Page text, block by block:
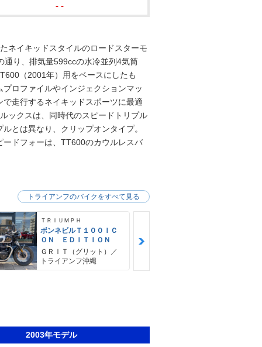
- -
ネイキッドスタイルのロードスターモ
通り、排気量599ccの水冷並列4気筒
（2001年）用をベースにしたも
ロファイルやインジェクションマッ
走行するネイキッドスポーツに最適
ックスは、同時代のスピードトリプル
とは異なり、クリップオンタイプ。
ドフォーは、TT600のカウルレスバ
ＴＲＩＵＭＰＨ
ボンネビルＴ１００ＩＣ
ＯＮ ＥＤＩＴＩＯＮ
ＧＲＩＴ（グリット）／
トライアンフ沖縄
トライアンフのバイクをすべて見る
2003年モデル